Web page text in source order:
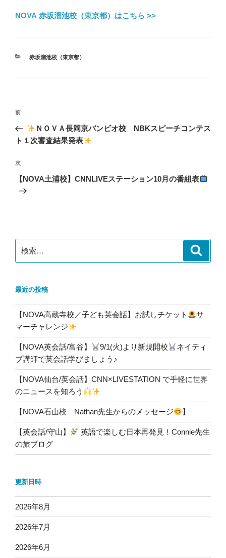
NOVA 赤坂溜池校（東京都）はこちら >>
カ
赤坂溜池校（東京都）
投
ナ
ゲ
ー
シ
前
の
投
前
ＮＯＶＡ長岡京バンビオ校 NBKスピーチコンテス
ト１次審査結果発表
次
の
次
【NOVA土浦校】CNNLIVEステーション10月の番組表
索:
最近の投稿
【NOVA高蔵寺校／子ども英会話】お試しチケット
サ
マーチャレンジ
【NOVA英会話/富谷】 9/1(火)より新規開校
ネイティ
ブ講師で英会話学びましょう♪
【NOVA仙台/英会話】CNN×LIVESTATION で手軽に世界
のニュースを知ろう
【NOVA石山校 Nathan先生からのメッセージ 】
【英会話/守山】
英語で楽しむ日本再発見！Connie先生
の旅ブログ
更新日時
2026年8月
2026年7月
2026年6月